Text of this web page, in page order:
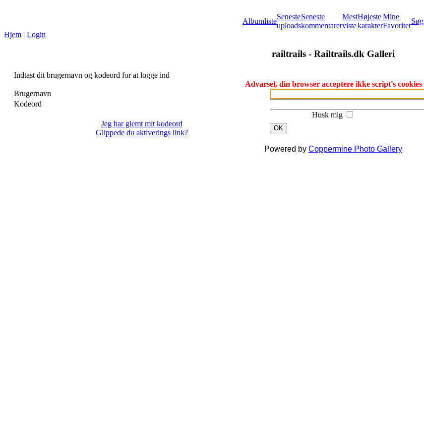
Albumliste
Seneste
uploads
Seneste
kommentarer
Mest
viste
Højeste
karakter
Mine
Favoriter
Søg
Hjem | Login
railtrails - Railtrails.dk Galleri
Indtast dit brugernavn og kodeord for at logge ind
Advarsel, din browser acceptere ikke script's cookies
Brugernavn
Kodeord
Husk mig
Jeg har glemt mit kodeord
Glippede du aktiverings link?
OK
Powered by Coppermine Photo Gallery